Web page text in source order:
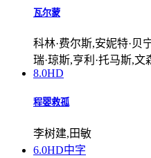
瓦尔蒙
科林·费尔斯,安妮特·贝
瑞·琼斯,亨利·托马斯,文
8.0HD
程婴救孤
李树建,田敏
6.0HD中字